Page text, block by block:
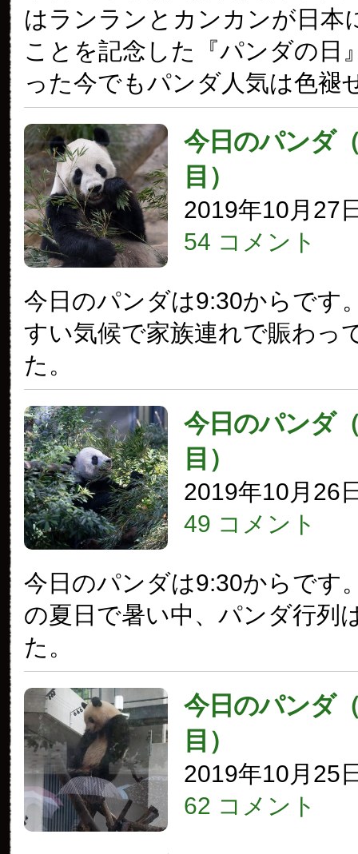
はランランとカンカンが日本
ことを記念した『パンダの日
った今でもパンダ人気は色褪
今日のパンダ
目）
2019年10月27
54 コメント
今日のパンダは9:30からです
すい気候で家族連れで賑わっ
た。
今日のパンダ
目）
2019年10月26
49 コメント
今日のパンダは9:30からです
の夏日で暑い中、パンダ行列
た。
今日のパンダ
目）
2019年10月25
62 コメント